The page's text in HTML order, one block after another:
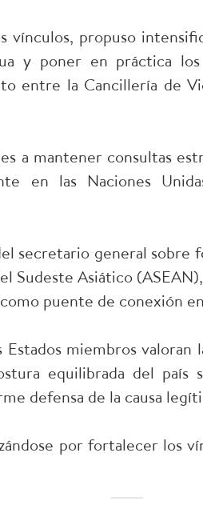
propuso
y poner en práctica
entre la Cancillería de
a mantener consultas
en las Naciones
secretario general sobre
Sudeste Asiático
puente de conexión
Estados miembros
equilibrada del país
defensa de la causa
por fortalecer los